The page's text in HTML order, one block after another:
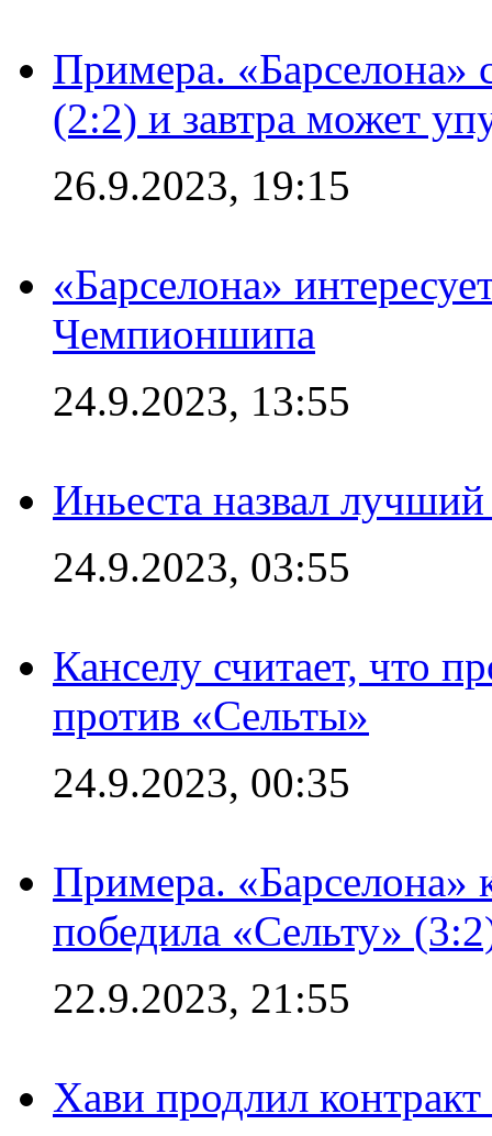
Примера. «Барселона»
(2:2) и завтра может
26.9.2023, 19:15
«Барселона»
Чемпионшипа
24.9.2023, 13:55
Иньеста назвал
24.9.2023, 03:55
Канселу считает, что
против «Сельты»
24.9.2023, 00:35
Примера. «Барселона»
победила «Сельту»
22.9.2023, 21:55
Хави продлил